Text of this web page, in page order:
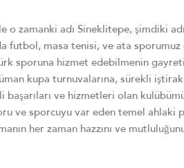
Sineklitepe, şimdiki adı
futbol, masa tenisi, ve ata sporumuz
sporuna hizmet edebilmenin
sürekli iştirak
ve hizmetleri olan
ve sporcuyu var eden temel ahlaki
her zaman hazzını ve mutluluğunu